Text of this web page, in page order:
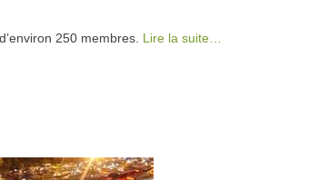
250 membres. Lire la suite…